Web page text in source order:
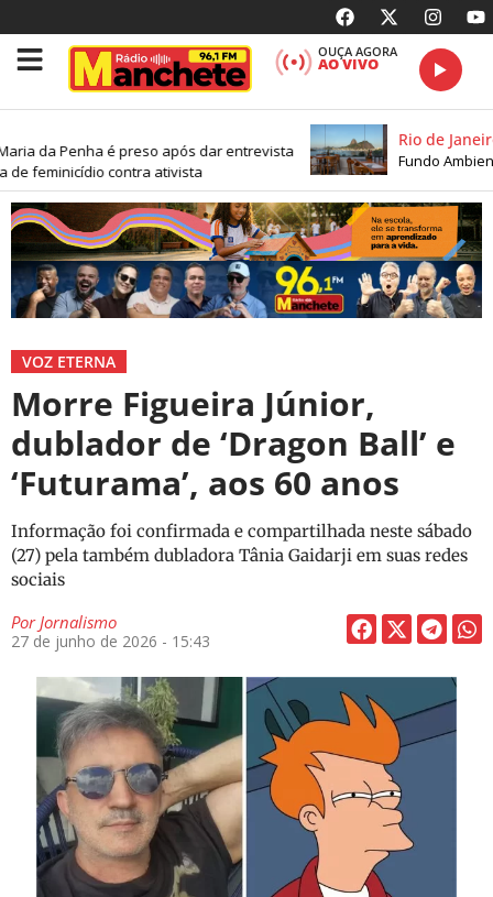
OUÇA AGORA
AO VIVO
da Penha é preso após dar entrevista
feminicídio contra ativista
Rio de Janeiro
Fundo
VOZ ETERNA
Morre Figueira Júnior,
dublador de ‘Dragon Ball’ e
‘Futurama’, aos 60 anos
Informação foi confirmada e compartilhada neste sábado
(27) pela também dubladora Tânia Gaidarji em suas redes
sociais
PorJornalismo
27 de junho de 2026 - 15:43